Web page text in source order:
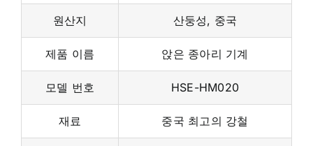
원산지 산둥성, 중국
제품 이름 앉은 종아리 기계
모델 번호 HSE-HM020
재료 중국 최고의 강철